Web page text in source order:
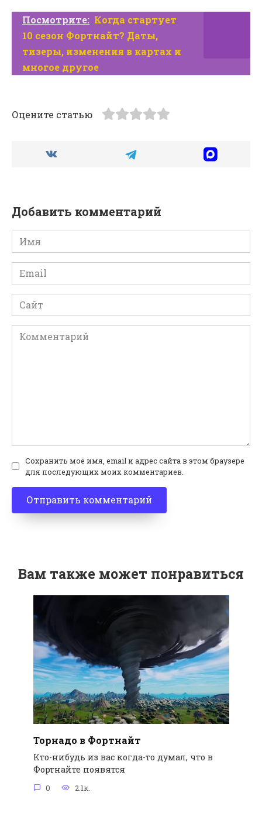
Посмотрите: Когда стартует
10 сезон Фортнайт? Даты,
тизеры, изменения в картах и
многое другое
Оцените статью
Добавить комментарий
Имя
*
Email
*
Сайт
Комментарий
Сохранить моё имя, email и адрес сайта в этом браузере
для последующих моих комментариев.
Вам также может понравиться
Торнадо в Фортнайт
Кто-нибудь из вас когда-то думал, что в
Фортнайте появятся
0 2.1к.